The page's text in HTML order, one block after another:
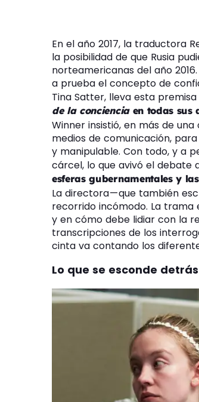
En el año 2017, la traductora
la posibilidad de que Rusia
norteamericanas del año
a prueba el concepto de
Tina Satter, lleva esta
de la concienciaen todas sus
Winner insistió, en más de
medios de comunicación,
y manipulable. Con todo, y a
cárcel, lo que avivó el debate
esferas gubernamentales y
La directora — que también
recorrido incómodo. La
y en cómo debe lidiar con la
transcripciones de los
cinta va contando los
Lo que se esconde